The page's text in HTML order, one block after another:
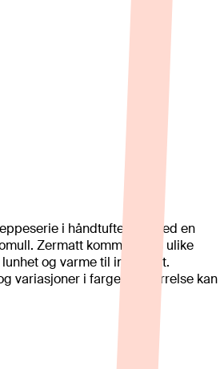
i håndtuftet ull, med en
Zermatt kommer i fire ulike
og varme til interiøret.
variasjoner i farge og størrelse kan